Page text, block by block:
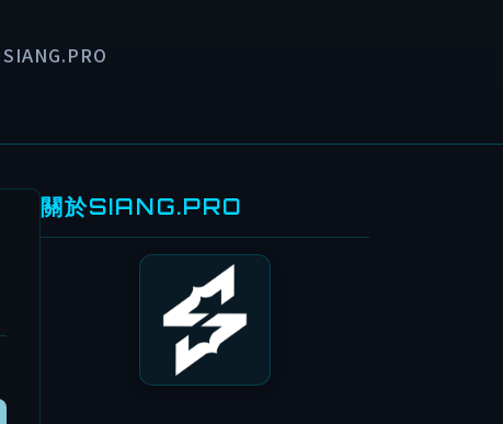
SIANG.PRO
關於SIANG.PRO